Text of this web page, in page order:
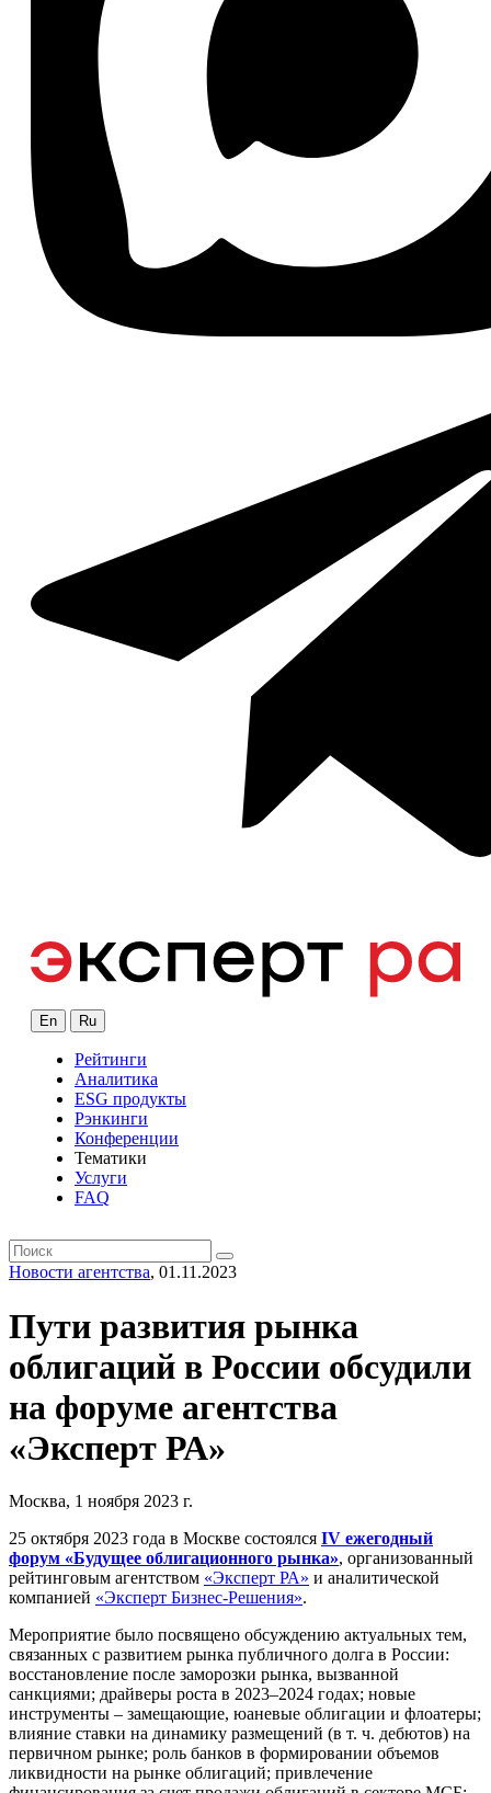
En Ru
Рейтинги
Аналитика
ESG продукты
Рэнкинги
Конференции
Тематики
Услуги
FAQ
Новости агентства, 01.11.2023
Пути развития рынка
облигаций в России обсудили
на форуме агентства
«Эксперт РА»
Москва, 1 ноября 2023 г.
25 октября 2023 года в Москве состоялся IV ежегодный
форум «Будущее облигационного рынка», организованный
рейтинговым агентством «Эксперт РА» и аналитической
компанией «Эксперт Бизнес-Решения».
Мероприятие было посвящено обсуждению актуальных тем,
связанных с развитием рынка публичного долга в России:
восстановление после заморозки рынка, вызванной
санкциями; драйверы роста в 2023–2024 годах; новые
инструменты – замещающие, юаневые облигации и флоатеры;
влияние ставки на динамику размещений (в т. ч. дебютов) на
первичном рынке; роль банков в формировании объемов
ликвидности на рынке облигаций; привлечение